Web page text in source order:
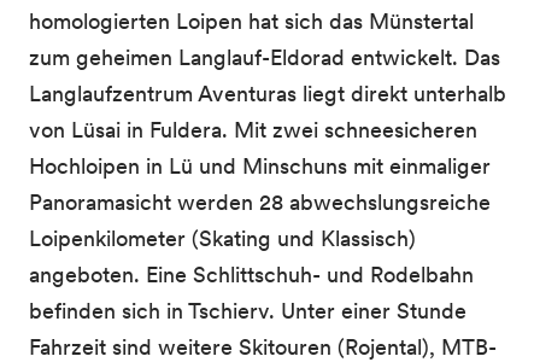
homologierten Loipen hat sich das Münstertal
zum geheimen Langlauf-Eldorad entwickelt. Das
Langlaufzentrum Aventuras liegt direkt unterhalb
von Lüsai in Fuldera. Mit zwei schneesicheren
Hochloipen in Lü und Minschuns mit einmaliger
Panoramasicht werden 28 abwechslungsreiche
Loipenkilometer (Skating und Klassisch)
angeboten. Eine Schlittschuh- und Rodelbahn
befinden sich in Tschierv. Unter einer Stunde
Fahrzeit sind weitere Skitouren (Rojental), MTB-